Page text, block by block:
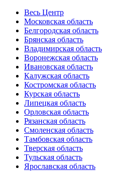
Весь Центр
Московская область
Белгородская область
Брянская область
Владимирская область
Воронежская область
Ивановская область
Калужская область
Костромская область
Курская область
Липецкая область
Орловская область
Рязанская область
Смоленская область
Тамбовская область
Тверская область
Тульская область
Ярославская область